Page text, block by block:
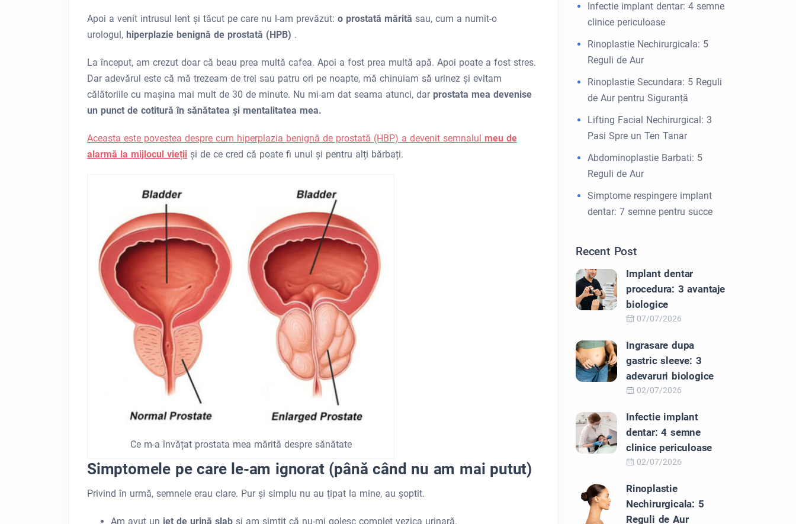
Apoi a venit intrusul lent și tăcut pe care nu l-am prevăzut: o prostată mărită sau, cum a numit-o
urologul, hiperplazie benignă de prostată (HPB) .
La început, am crezut doar că beau prea multă cafea. Apoi a fost prea multă apă. Apoi poate a fost stres.
Dar adevărul este că mă trezeam de trei sau patru ori pe noapte, mă chinuiam să urinez și evitam
călătoriile cu mașina mai mult de 30 de minute. Nu mi-am dat seama atunci, dar prostata mea devenise
un punct de cotitură în sănătatea și mentalitatea mea.
Aceasta este povestea despre cum hiperplazia benignă de prostată (HBP) a devenit semnalul meu de
alarmă la mijlocul vieții și de ce cred că poate fi unul și pentru alți bărbați.
Ce m-a învățat prostata mea mărită despre sănătate
Simptomele pe care le-am ignorat (până când nu am mai putut)
Privind în urmă, semnele erau clare. Pur și simplu nu au țipat la mine, au șoptit.
Am avut un jet de urină slab și am simțit că nu-mi golesc complet vezica urinară.
Infectie implant dentar: 4 semne
clinice periculoase
Rinoplastie Nechirurgicala: 5
Reguli de Aur
Rinoplastie Secundara: 5 Reguli
de Aur pentru Siguranță
Lifting Facial Nechirurgical: 3
Pasi Spre un Ten Tanar
Abdominoplastie Barbati: 5
Reguli de Aur
Simptome respingere implant
dentar: 7 semne pentru succe
Recent Post
Implant dentar
procedura: 3 avantaje
biologice
07/07/2026
Ingrasare dupa
gastric sleeve: 3
adevaruri biologice
02/07/2026
Infectie implant
dentar: 4 semne
clinice periculoase
02/07/2026
Rinoplastie
Nechirurgicala: 5
Reguli de Aur